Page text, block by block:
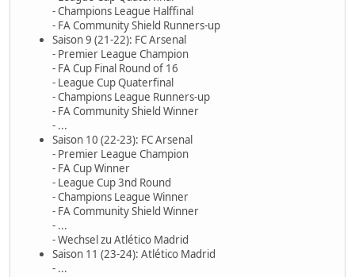
- Champions League Halffinal
- FA Community Shield Runners-up
Saison 9 (21-22): FC Arsenal
- Premier League Champion
- FA Cup Final Round of 16
- League Cup Quaterfinal
- Champions League Runners-up
- FA Community Shield Winner
- ...
Saison 10 (22-23): FC Arsenal
- Premier League Champion
- FA Cup Winner
- League Cup 3nd Round
- Champions League Winner
- FA Community Shield Winner
- ...
- Wechsel zu Atlético Madrid
Saison 11 (23-24): Atlético Madrid
- ...